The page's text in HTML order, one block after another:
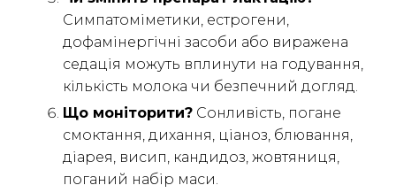
Симпатоміметики, естрогени,
дофамінергічні засоби або виражена
седація можуть вплинути на годування,
кількість молока чи безпечний догляд.
Що моніторити? Сонливість, погане
смоктання, дихання, ціаноз, блювання,
діарея, висип, кандидоз, жовтяниця,
поганий набір маси.